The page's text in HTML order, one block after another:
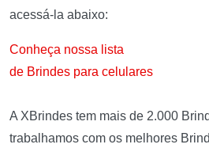
acessá-la abaixo:
Conheça nossa lista
de Brindes para celulares
A XBrindes tem mais de 2.000
trabalhamos com os melhores